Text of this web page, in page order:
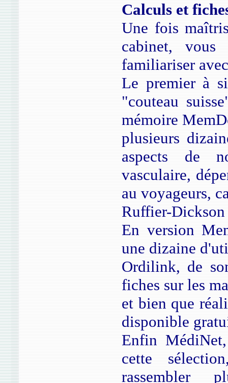
Calculs et
Une fois
cabinet,
familiariser
Le premier à
"couteau
mémoire
plusieurs
aspects de
vasculaire,
au voyageurs,
Ruffier-Dickson
En version
une dizaine
Ordilink, de
fiches sur les
et bien que
disponible
Enfin
cette
rassembler